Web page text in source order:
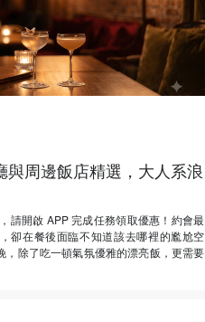
與周邊飯店精選，大人系浪
請開啟 APP 完成任務領取優惠！約會最
卻在餐後面臨不知道該去哪裡的尷尬空
，除了吃一頓氣氛優雅的漂亮飯，更需要